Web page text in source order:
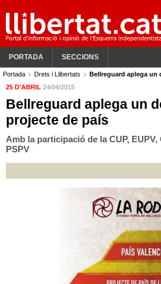
PORTADA SECCIONS
Portada Drets i Llibertats
Bellreguard aplega un
25 D'ABRIL 24/04/2015
Bellreguard aplega un
projecte de país
Amb la participació de la CUP,
PSPV